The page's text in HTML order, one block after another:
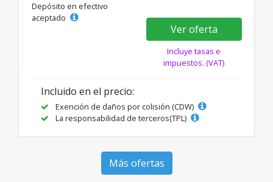
Depósito en efectivo
aceptado
Ver oferta
Incluye tasas e
impuestos. (VAT)
Incluido en el precio:
Exención de daños por colisión (CDW)
La responsabilidad de terceros(TPL)
Más ofertas